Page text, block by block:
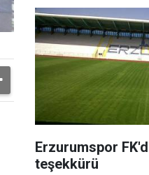
Erzurumspor
teşekkürü